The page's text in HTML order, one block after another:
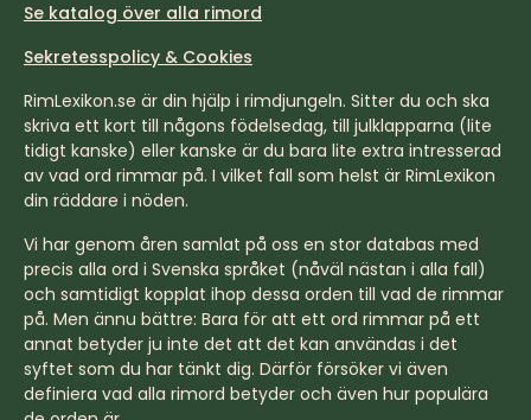
Se katalog över alla rimord
Sekretesspolicy & Cookies
RimLexikon.se är din hjälp i rimdjungeln. Sitter du och ska
skriva ett kort till någons födelsedag, till julklapparna (lite
tidigt kanske) eller kanske är du bara lite extra intresserad
av vad ord rimmar på. I vilket fall som helst är RimLexikon
din räddare i nöden.
Vi har genom åren samlat på oss en stor databas med
precis alla ord i Svenska språket (nåväl nästan i alla fall)
och samtidigt kopplat ihop dessa orden till vad de rimmar
på. Men ännu bättre: Bara för att ett ord rimmar på ett
annat betyder ju inte det att det kan användas i det
syftet som du har tänkt dig. Därför försöker vi även
definiera vad alla rimord betyder och även hur populära